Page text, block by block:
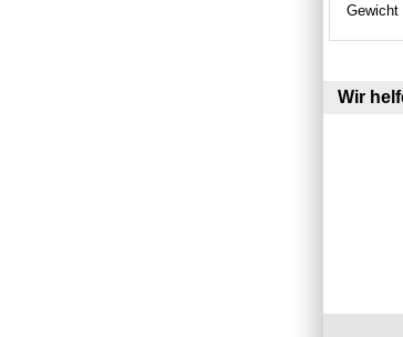
Gewicht
Wir